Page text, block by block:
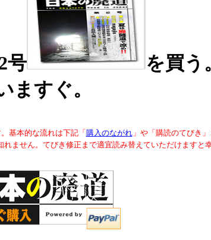
号
を買う
ますぐ。
基本的な流れは下記「 購入のながれ」や「購読のてびき」
ません。てびき修正まで適宜読み替えていただけますと